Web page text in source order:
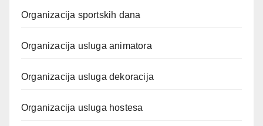
Organizacija sportskih dana
Organizacija usluga animatora
Organizacija usluga dekoracija
Organizacija usluga hostesa